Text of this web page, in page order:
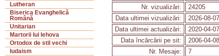
Lutheran
Biserica Evanghelică
Română
Unitarian
Martorii lui Iehova
Ortodox de stil vechi
Iudaism
Nr. vizualizări:
24205
Data ultimei vizualizări:
2026-08-
Data ultimei actualizări:
2020-04-
Data încărcării pe sit:
2006-04-
Nr. Mesaje:
7